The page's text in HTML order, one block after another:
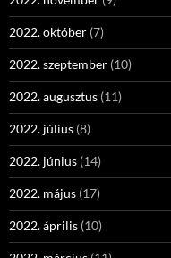
2022. október (7)
2022. szeptember (10)
2022. augusztus (11)
2022. július (8)
2022. június (14)
2022. május (17)
2022. április (10)